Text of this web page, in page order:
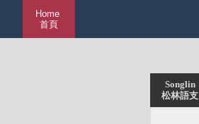
Home
首頁
Songlin
松林語支